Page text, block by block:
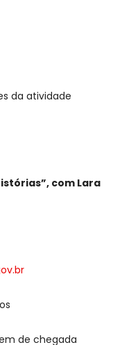
da atividade
com Lara
de chegada